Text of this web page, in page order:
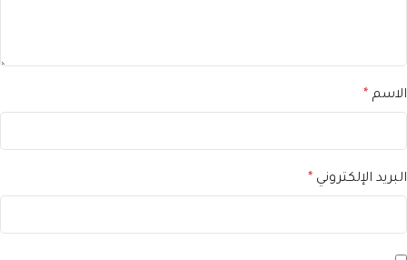
الاسم *
البريد الإلكتروني *